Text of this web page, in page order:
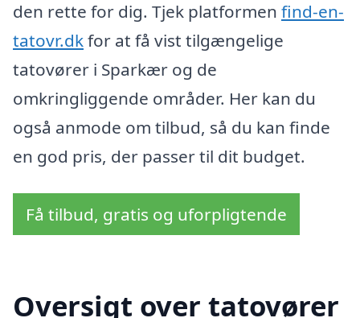
den rette for dig. Tjek platformen find-en-
tatovr.dkfor at få vist tilgængelige
tatovører i Sparkær og de
omkringliggende områder. Her kan du
også anmode om tilbud, så du kan finde
en god pris, der passer til dit budget.
Få tilbud, gratis og uforpligtende
Oversigt over tatovører